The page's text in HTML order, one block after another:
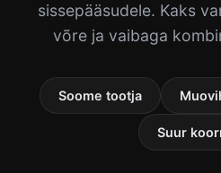
sissepääsudele. Kaks
võre ja vaibaga
Soome tootja
Suur